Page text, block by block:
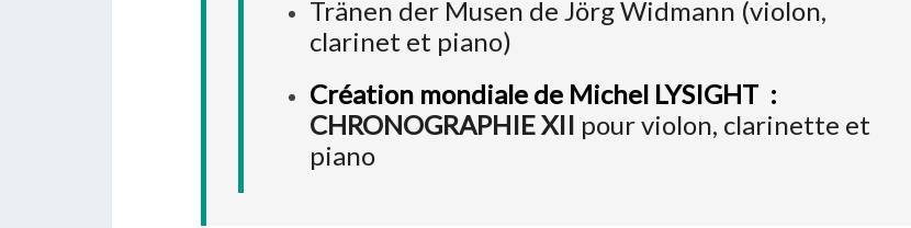
Tränen der Musen de Jörg Widmann (violon,
clarinet et piano)
Création mondiale de Michel LYSIGHT :
CHRONOGRAPHIE XII pour violon, clarinette et
piano